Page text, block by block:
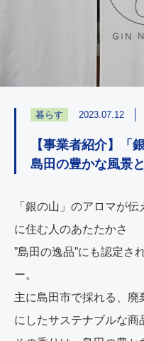
暮らす 2023.07.12
【事業者紹介】「
島田の豊かな風景
「銀の山」のアロマが
に住む人のあたたかさ
”島田の逸品”にも認定さ
ー。
主に島田市で採れる、
にしたサステナブルな商